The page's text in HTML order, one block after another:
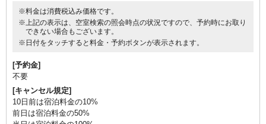
※料金は消費税込み価格です。
※上記の表示は、空室検索の照会時点の状況ですので、予約時にお取り
できない場合もございます。
※日付をタッチすると料金・予約ボタンが表示されます。
[予約金]
不要
[キャンセル規定]
10日前は宿泊料金の10%
前日は宿泊料金の50%